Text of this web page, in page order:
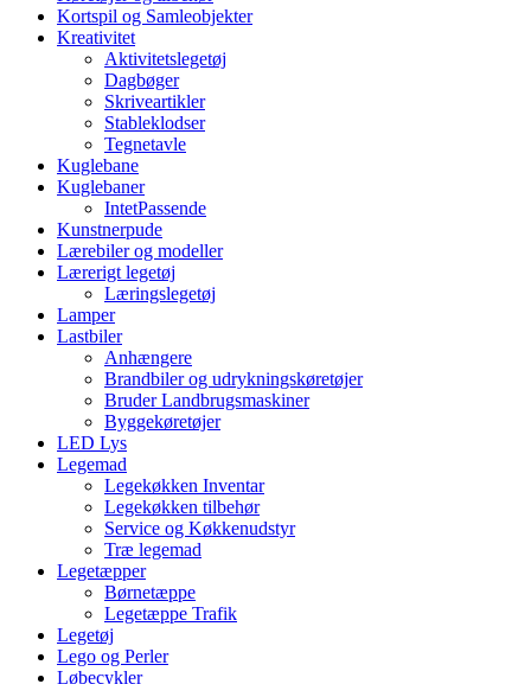
Kortspil og Samleobjekter
Kreativitet
Aktivitetslegetøj
Dagbøger
Skriveartikler
Stableklodser
Tegnetavle
Kuglebane
Kuglebaner
IntetPassende
Kunstnerpude
Lærebiler og modeller
Lærerigt legetøj
Læringslegetøj
Lamper
Lastbiler
Anhængere
Brandbiler og udrykningskøretøjer
Bruder Landbrugsmaskiner
Byggekøretøjer
LED Lys
Legemad
Legekøkken Inventar
Legekøkken tilbehør
Service og Køkkenudstyr
Træ legemad
Legetæpper
Børnetæppe
Legetæppe Trafik
Legetøj
Lego og Perler
Løbecykler